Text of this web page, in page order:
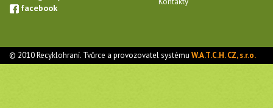
facebook
© 2010 Recyklohraní. Tvůrce a provozovatel systémuW.A.T.C.H. CZ, s.r.o.